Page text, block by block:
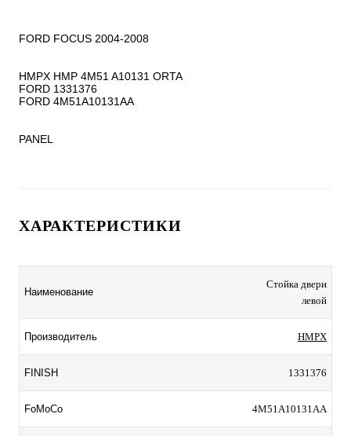
FORD FOCUS 2004-2008
HMPX HMP 4M51 A10131 ORTA
FORD 1331376
FORD 4M51A10131AA
PANEL
ХАРАКТЕРИСТИКИ
Наименование
Стойка двери
левой
Производитель HMPX
FINISH 1331376
FoMoCo 4M51A10131AA